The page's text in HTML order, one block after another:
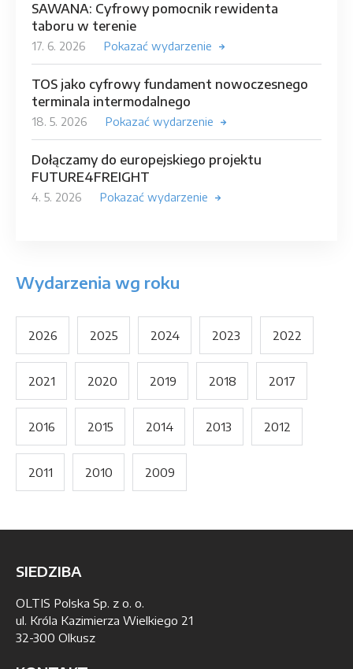
SAWANA: Cyfrowy pomocnik rewidenta
taboru w terenie
17. 6. 2026 Pokazać wydarzenie
TOS jako cyfrowy fundament nowoczesnego
terminala intermodalnego
18. 5. 2026 Pokazać wydarzenie
Dołączamy do europejskiego projektu
FUTURE4FREIGHT
4. 5. 2026 Pokazać wydarzenie
Wydarzenia wg roku
2026 2025 2024 2023 2022
2021 2020 2019 2018 2017
2016 2015 2014 2013 2012
2011 2010 2009
SIEDZIBA
OLTIS Polska Sp. z o. o.
ul. Króla Kazimierza Wielkiego 21
32-300 Olkusz